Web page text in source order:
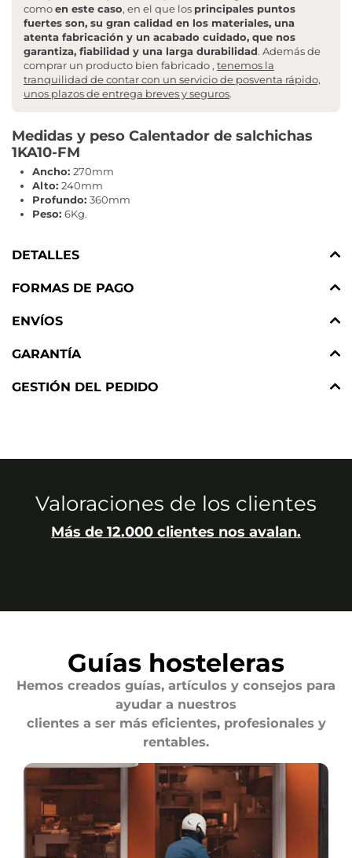
comoen este caso, en el que los principales puntos
fuertes son, su gran calidad en los materiales, una
atenta fabricación y un acabado cuidado, que nos
garantiza, fiabilidad y una larga durabilidad. Además de
comprar un producto bien fabricado , tenemos la
tranquilidad de contar con un servicio de posventa rápido,
unos plazos de entrega breves y seguros.
Medidas y peso Calentador de salchichas
1KA10-FM
Ancho: 270mm
Alto: 240mm
Profundo: 360mm
Peso: 6Kg.
DETALLES
FORMAS DE PAGO
ENVÍOS
GARANTÍA
GESTIÓN DEL PEDIDO
Valoraciones de los clientes
Más de 12.000 clientes nos avalan.
Guías hosteleras
Hemos creados guías, artículos y consejos para
ayudar a nuestros
clientes a ser más eficientes, profesionales y
rentables.